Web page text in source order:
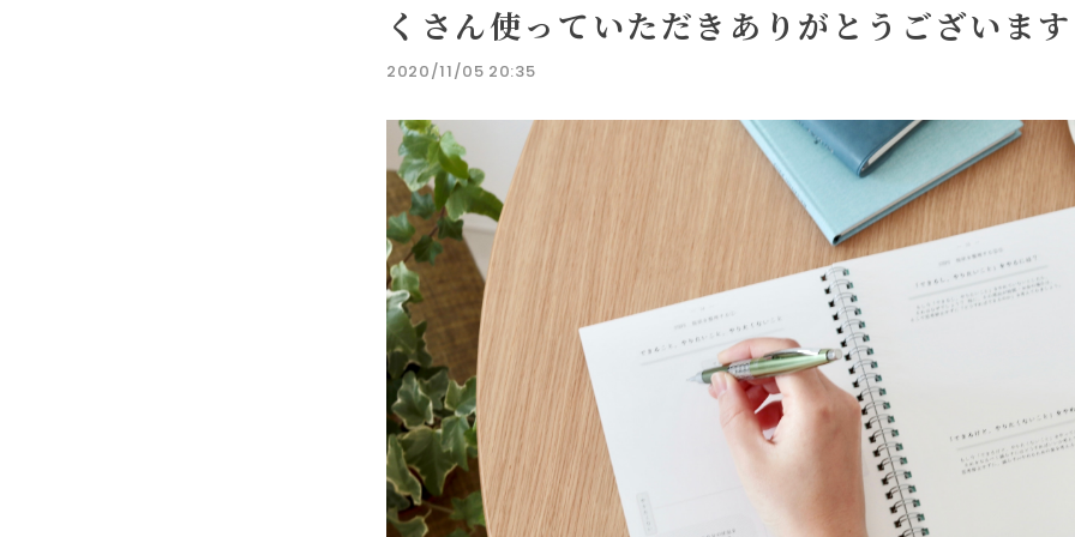
くさん使っていただきありがとうございま
2020/11/05 20:35